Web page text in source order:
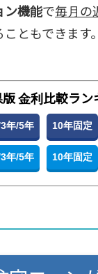
ン機能で毎月の
こともできま
金利比較ラン
年/5年 10年固定
年/5年 10年固定